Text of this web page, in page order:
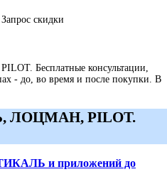
Запрос скидки
Бесплатные консультации,
- до, во время и после покупки. В
ЛОЦМАН, PILOT.
и приложений до